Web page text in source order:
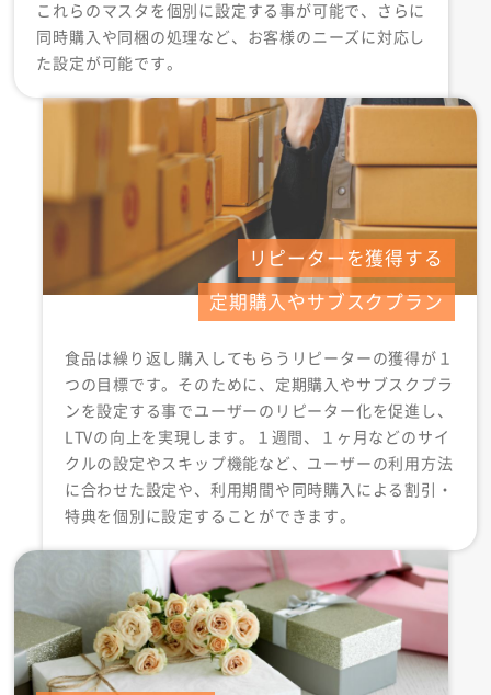
これらのマスタを個別に設定する事が可能で、さらに
同時購入や同梱の処理など、お客様のニーズに対応し
た設定が可能です。
リピーターを獲得する
定期購入やサブスクプラン
食品は繰り返し購入してもらうリピーターの獲得が１
つの目標です。そのために、定期購入やサブスクプラ
ンを設定する事でユーザーのリピーター化を促進し、
LTVの向上を実現します。１週間、１ヶ月などのサイ
クルの設定やスキップ機能など、ユーザーの利用方法
に合わせた設定や、利用期間や同時購入による割引・
特典を個別に設定することができます。